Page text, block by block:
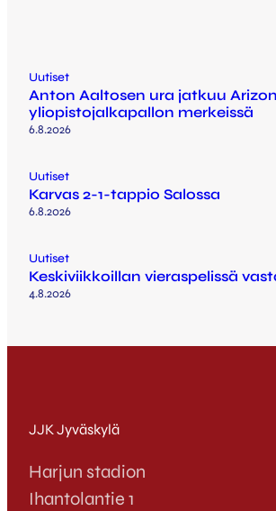
Uutiset
Anton Aaltosen ura jatkuu
yliopistojalkapallon merkeissä
6.8.2026
Uutiset
Karvas 2-1-tappio Salossa
6.8.2026
Uutiset
Keskiviikkoillan vieraspelissä
4.8.2026
JJK Jyväskylä
Harjun stadion
Ihantolantie 1